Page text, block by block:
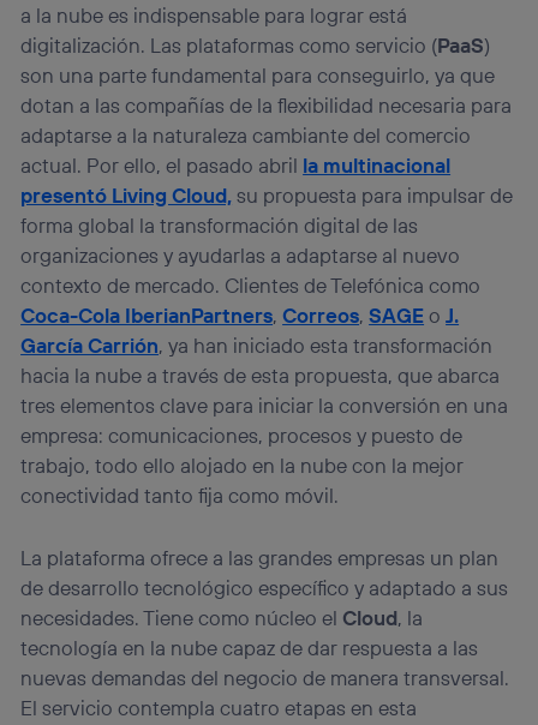
a la nube es indispensable para lograr está
digitalización. Las plataformas como servicio (PaaS)
son una parte fundamental para conseguirlo, ya que
dotan a las compañías de la flexibilidad necesaria para
adaptarse a la naturaleza cambiante del comercio
actual. Por ello, el pasado abril la multinacional
presentó Living Cloud,su propuesta para impulsar de
forma global la transformación digital de las
organizaciones y ayudarlas a adaptarse al nuevo
contexto de mercado. Clientes de Telefónica como
Coca-Cola IberianPartners,Correos,SAGEoJ.
García Carrión, ya han iniciado esta transformación
hacia la nube a través de esta propuesta, que abarca
tres elementos clave para iniciar la conversión en una
empresa: comunicaciones, procesos y puesto de
trabajo, todo ello alojado en la nube con la mejor
conectividad tanto fija como móvil.
La plataforma ofrece a las grandes empresas un plan
de desarrollo tecnológico específico y adaptado a sus
necesidades. Tiene como núcleo el Cloud, la
tecnología en la nube capaz de dar respuesta a las
nuevas demandas del negocio de manera transversal.
El servicio contempla cuatro etapas en esta